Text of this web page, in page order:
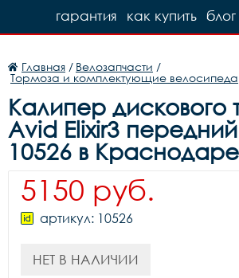
блог
как купить
гарантия
Главная / Велозапчасти /
Тормоза и комплектующие велосипеда
Калипер дискового
Avid Elixir3
10526 в Краснодаре
5150 руб.
артикул: 10526
НЕТ В НАЛИЧИИ